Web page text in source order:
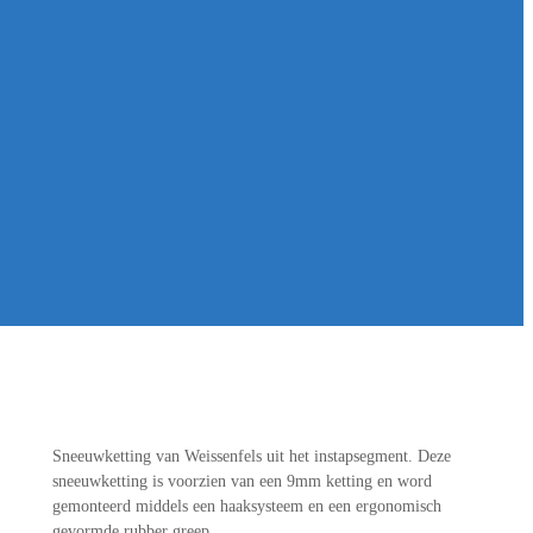
Sneeuwketting van Weissenfels uit het instapsegment. Deze
sneeuwketting is voorzien van een 9mm ketting en word
gemonteerd middels een haaksysteem en een ergonomisch